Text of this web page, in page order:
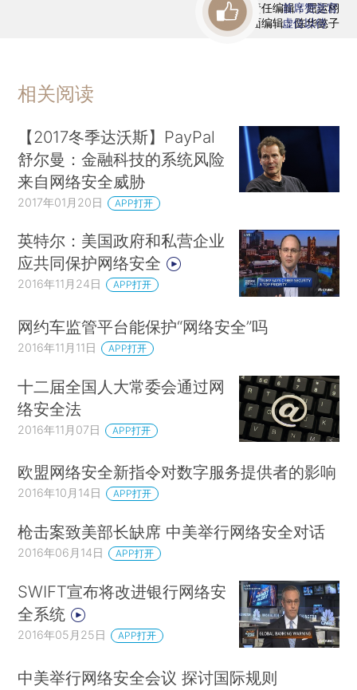
责任编辑：屈运栩
版面编辑：陈华懿子
首席赞赏官
虚位以待
相关阅读
【2017冬季达沃斯】PayPal
舒尔曼：金融科技的系统风险
来自网络安全威胁
2017年01月20日 APP打开
英特尔：美国政府和私营企业
应共同保护网络安全
2016年11月24日 APP打开
网约车监管平台能保护“网络安全”吗
2016年11月11日 APP打开
十二届全国人大常委会通过网
络安全法
2016年11月07日 APP打开
欧盟网络安全新指令对数字服务提供者的影响
2016年10月14日 APP打开
枪击案致美部长缺席 中美举行网络安全对话
2016年06月14日 APP打开
SWIFT宣布将改进银行网络安
全系统
2016年05月25日 APP打开
中美举行网络安全会议 探讨国际规则